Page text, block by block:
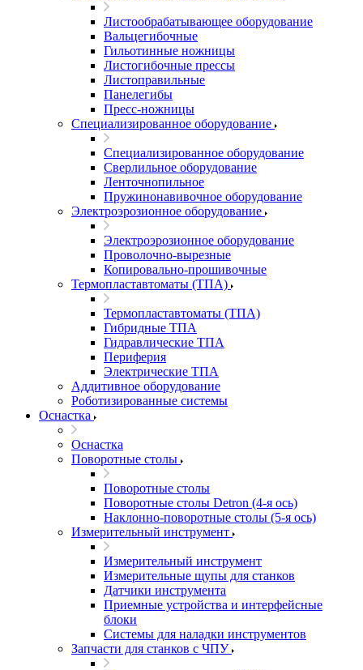
Листообрабатывающее оборудование
Вальцегибочные
Гильотинные ножницы
Листогибочные прессы
Листоправильные
Панелегибы
Пресс-ножницы
Специализированное оборудование
Специализированное оборудование
Сверлильное оборудование
Ленточнопильное
Пружинонавивочное оборудование
Электроэрозионное оборудование
Электроэрозионное оборудование
Проволочно-вырезные
Копировально-прошивочные
Термопластавтоматы (ТПА)
Термопластавтоматы (ТПА)
Гибридные ТПА
Гидравлические ТПА
Периферия
Электрические ТПА
Аддитивное оборудование
Роботизированные системы
Оснастка
Оснастка
Поворотные столы
Поворотные столы
Поворотные столы Detron (4-я ось)
Наклонно-поворотные столы (5-я ось)
Измерительный инструмент
Измерительный инструмент
Измерительные щупы для станков
Датчики инструмента
Приемные устройства и интерфейсные
блоки
Системы для наладки инструментов
Запчасти для станков с ЧПУ